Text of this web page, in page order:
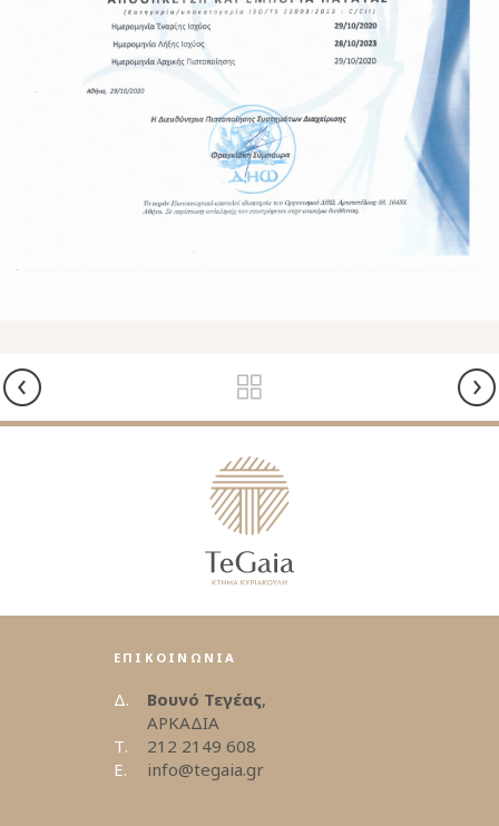
ΕΠΙΚΟΙΝΩΝΙΑ
Δ. Βουνό Τεγέας,
ΑΡΚΑΔΙΑ
Τ.
212 2149 608
E.
info@tegaia.gr